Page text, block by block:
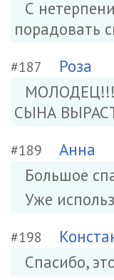
С
порадовать
#187 Роза
СЫНА
#189 Анна
Большое
Уже
#198
Спасибо,